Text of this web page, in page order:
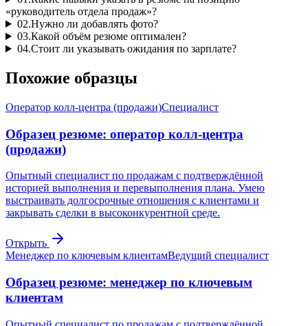
«руководитель отдела продаж»?
02.Нужно ли добавлять фото?
03.Какой объём резюме оптимален?
04.Стоит ли указывать ожидания по зарплате?
Похожие образцы
Оператор колл-центра (продажи)Специалист
Образец резюме: оператор колл-центра
(продажи)
Опытный специалист по продажам с подтверждённой
историей выполнения и перевыполнения плана. Умею
выстраивать долгосрочные отношения с клиентами и
закрывать сделки в высоконкурентной среде.
Открыть
Менеджер по ключевым клиентамВедущий специалист
Образец резюме: менеджер по ключевым
клиентам